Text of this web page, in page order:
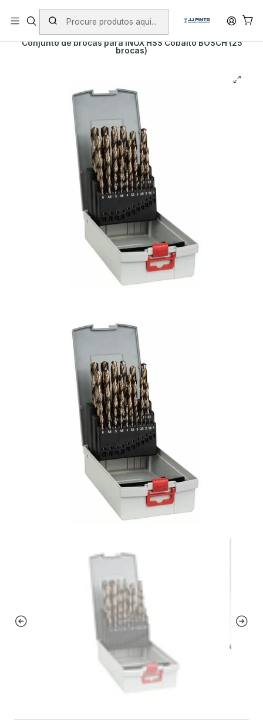
PORTES INCLUÍDOS EM ENCOMENDAS +75€ (excepto ilhas)
Início PRODUTOS ACESSÓRIOS BROCAS
Conjunto de brocas para INOX HSS Cobalto BOSCH (25
brocas)